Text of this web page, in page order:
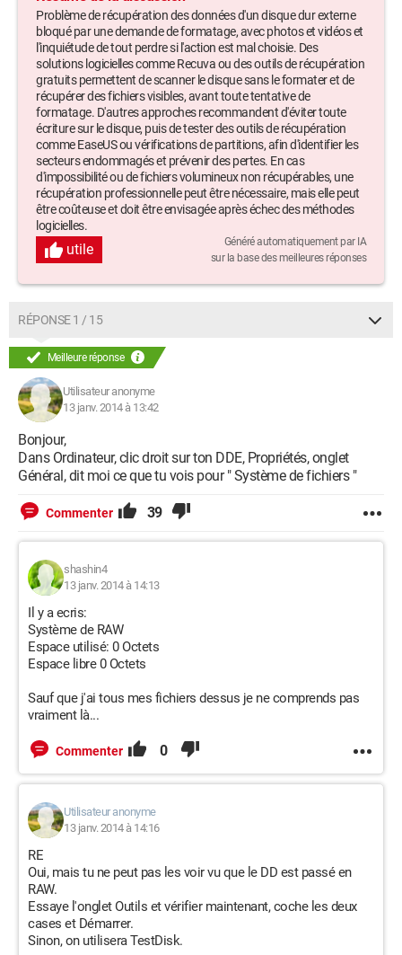
Problème de récupération des données d'un disque dur externe
bloqué par une demande de formatage, avec photos et vidéos et
l'inquiétude de tout perdre si l'action est mal choisie. Des
solutions logicielles comme Recuva ou des outils de récupération
gratuits permettent de scanner le disque sans le formater et de
récupérer des fichiers visibles, avant toute tentative de
formatage. D'autres approches recommandent d'éviter toute
écriture sur le disque, puis de tester des outils de récupération
comme EaseUS ou vérifications de partitions, afin d'identifier les
secteurs endommagés et prévenir des pertes. En cas
d'impossibilité ou de fichiers volumineux non récupérables, une
récupération professionnelle peut être nécessaire, mais elle peut
être coûteuse et doit être envisagée après échec des méthodes
logicielles.
utile
Généré automatiquement par IA
sur la base des meilleures réponses
RÉPONSE 1 / 15
Meilleure réponse
Utilisateur anonyme
13 janv. 2014 à 13:42
Bonjour,
Dans Ordinateur, clic droit sur ton DDE, Propriétés, onglet
Général, dit moi ce que tu vois pour " Système de fichiers "
Commenter 39
shashin4
13 janv. 2014 à 14:13
Il y a ecris:
Système de RAW
Espace utilisé: 0 Octets
Espace libre 0 Octets
Sauf que j'ai tous mes fichiers dessus je ne comprends pas
vraiment là...
Commenter 0
Utilisateur anonyme
13 janv. 2014 à 14:16
RE
Oui, mais tu ne peut pas les voir vu que le DD est passé en
RAW.
Essaye l'onglet Outils et vérifier maintenant, coche les deux
cases et Démarrer.
Sinon, on utilisera TestDisk.